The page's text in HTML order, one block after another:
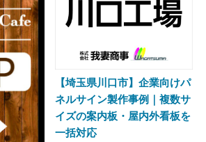
【埼玉県川口市】企業向けパ
ネルサイン製作事例｜複数サ
イズの案内板・屋内外看板を
一括対応